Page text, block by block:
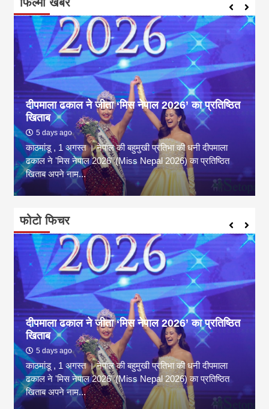
दीपमाला ढकाल ने जीता ‘मिस नेपाल 2026’ का प्रतिष्ठित
खिताब
5 days ago
काठमांडू , 1 अगस्त । नेपाल की बहुमुखी प्रतिभा की धनी दीपमाला
ढकाल ने 'मिस नेपाल 2026' (Miss Nepal 2026) का प्रतिष्ठित
खिताब अपने नाम...
फोटो फिचर
दीपमाला ढकाल ने जीता ‘मिस नेपाल 2026’ का प्रतिष्ठित
खिताब
5 days ago
काठमांडू , 1 अगस्त । नेपाल की बहुमुखी प्रतिभा की धनी दीपमाला
ढकाल ने 'मिस नेपाल 2026' (Miss Nepal 2026) का प्रतिष्ठित
खिताब अपने नाम...